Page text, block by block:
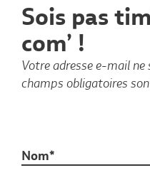
Sois pas
com’ !
Votre adresse e-mail ne
champs obligatoires
Nom*